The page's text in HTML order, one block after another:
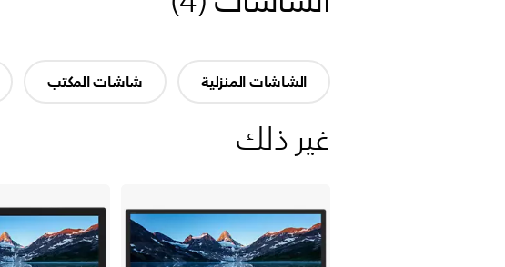
الشاشات المنزلية شاشات المكتب
غير ذلك